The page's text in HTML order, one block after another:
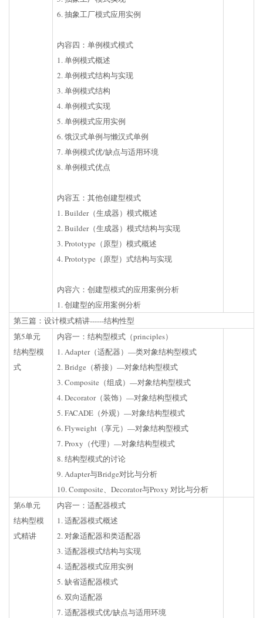
6. 抽象工厂模式应用实例
内容四：单例模式模式
1. 单例模式概述
2. 单例模式结构与实现
3. 单例模式结构
4. 单例模式实现
5. 单例模式应用实例
6. 饿汉式单例与懒汉式单例
7. 单例模式优/缺点与适用环境
8. 单例模式优点
内容五：其他创建型模式
1. Builder（生成器）模式概述
2. Builder（生成器）模式结构与实现
3. Prototype（原型）模式概述
4. Prototype（原型）式结构与实现
内容六：创建型模式的应用案例分析
1. 创建型的应用案例分析
第三篇：设计模式精讲------结构性型
第5单元
结构型模
式
内容一：结构型模式（principles）
1. Adapter（适配器）—类对象结构型模式
2. Bridge（桥接）—对象结构型模式
3. Composite（组成）—对象结构型模式
4. Decorator（装饰）—对象结构型模式
5. FACADE（外观）—对象结构型模式
6. Flyweight（享元）—对象结构型模式
7. Proxy（代理）—对象结构型模式
8. 结构型模式的讨论
9. Adapter与Bridge对比与分析
10. Composite、Decorator与Proxy 对比与分析
第6单元
结构型模
式精讲
内容一：适配器模式
1. 适配器模式概述
2. 对象适配器和类适配器
3. 适配器模式结构与实现
4. 适配器模式应用实例
5. 缺省适配器模式
6. 双向适配器
7. 适配器模式优/缺点与适用环境